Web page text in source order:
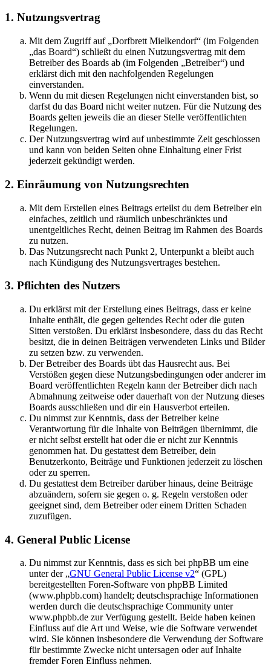
1. Nutzungsvertrag
Mit dem Zugriff auf „Dorfbrett Mielkendorf“ (im Folgenden
„das Board“) schließt du einen Nutzungsvertrag mit dem
Betreiber des Boards ab (im Folgenden „Betreiber“) und
erklärst dich mit den nachfolgenden Regelungen
einverstanden.
Wenn du mit diesen Regelungen nicht einverstanden bist, so
darfst du das Board nicht weiter nutzen. Für die Nutzung des
Boards gelten jeweils die an dieser Stelle veröffentlichten
Regelungen.
Der Nutzungsvertrag wird auf unbestimmte Zeit geschlossen
und kann von beiden Seiten ohne Einhaltung einer Frist
jederzeit gekündigt werden.
2. Einräumung von Nutzungsrechten
Mit dem Erstellen eines Beitrags erteilst du dem Betreiber ein
einfaches, zeitlich und räumlich unbeschränktes und
unentgeltliches Recht, deinen Beitrag im Rahmen des Boards
zu nutzen.
Das Nutzungsrecht nach Punkt 2, Unterpunkt a bleibt auch
nach Kündigung des Nutzungsvertrages bestehen.
3. Pflichten des Nutzers
Du erklärst mit der Erstellung eines Beitrags, dass er keine
Inhalte enthält, die gegen geltendes Recht oder die guten
Sitten verstoßen. Du erklärst insbesondere, dass du das Recht
besitzt, die in deinen Beiträgen verwendeten Links und Bilder
zu setzen bzw. zu verwenden.
Der Betreiber des Boards übt das Hausrecht aus. Bei
Verstößen gegen diese Nutzungsbedingungen oder anderer im
Board veröffentlichten Regeln kann der Betreiber dich nach
Abmahnung zeitweise oder dauerhaft von der Nutzung dieses
Boards ausschließen und dir ein Hausverbot erteilen.
Du nimmst zur Kenntnis, dass der Betreiber keine
Verantwortung für die Inhalte von Beiträgen übernimmt, die
er nicht selbst erstellt hat oder die er nicht zur Kenntnis
genommen hat. Du gestattest dem Betreiber, dein
Benutzerkonto, Beiträge und Funktionen jederzeit zu löschen
oder zu sperren.
Du gestattest dem Betreiber darüber hinaus, deine Beiträge
abzuändern, sofern sie gegen o. g. Regeln verstoßen oder
geeignet sind, dem Betreiber oder einem Dritten Schaden
zuzufügen.
4. General Public License
Du nimmst zur Kenntnis, dass es sich bei phpBB um eine
unter der „GNU General Public License v2“ (GPL)
bereitgestellten Foren-Software von phpBB Limited
(www.phpbb.com) handelt; deutschsprachige Informationen
werden durch die deutschsprachige Community unter
www.phpbb.de zur Verfügung gestellt. Beide haben keinen
Einfluss auf die Art und Weise, wie die Software verwendet
wird. Sie können insbesondere die Verwendung der Software
für bestimmte Zwecke nicht untersagen oder auf Inhalte
fremder Foren Einfluss nehmen.